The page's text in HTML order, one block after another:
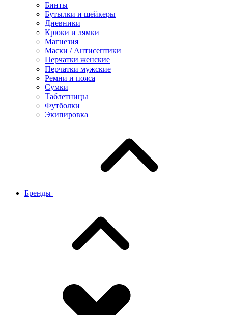
Бинты
Бутылки и шейкеры
Дневники
Крюки и лямки
Магнезия
Маски / Антисептики
Перчатки женские
Перчатки мужские
Ремни и пояса
Сумки
Таблетницы
Футболки
Экипировка
Бренды